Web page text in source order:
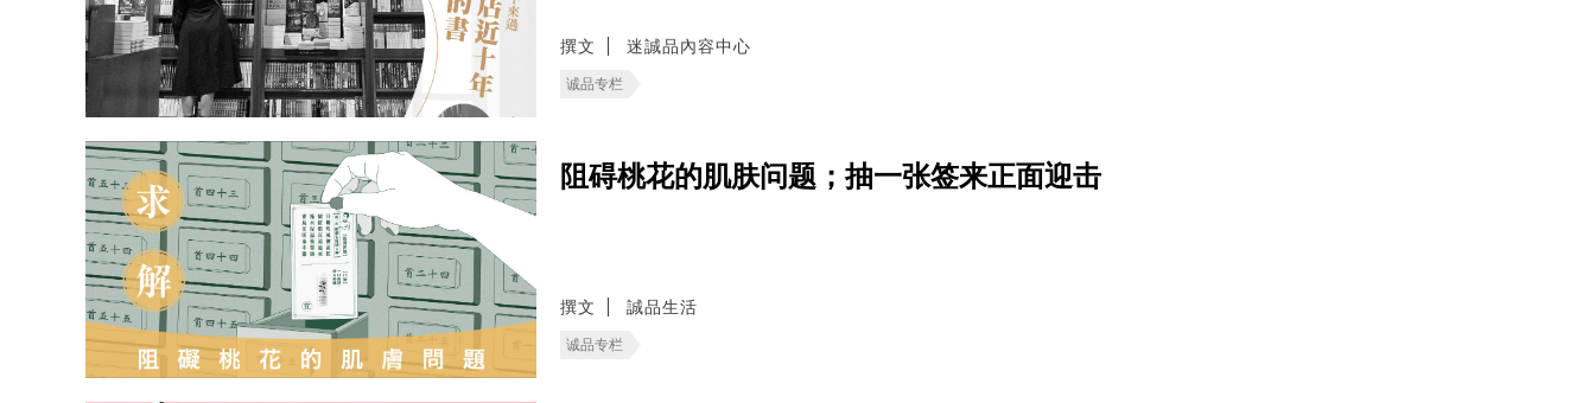
撰文 迷誠品內容中心
诚品专栏
阻碍桃花的肌肤问题；抽一张签来正面迎击
撰文 誠品生活
诚品专栏